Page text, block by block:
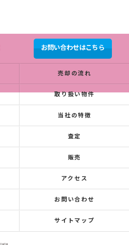
お問い合わせはこちら
売却の流れ
取り扱い物件
当社の特徴
査定
販売
アクセス
お問い合わせ
サイトマップ